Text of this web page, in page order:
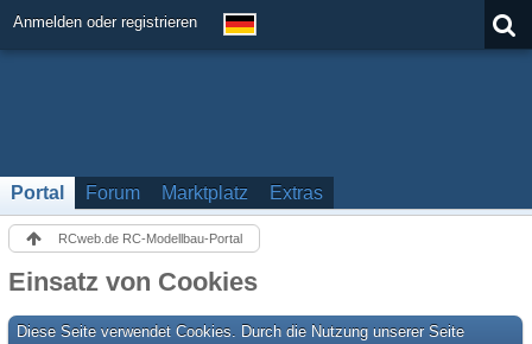
Anmelden oder registrieren
Portal Forum Marktplatz Extras
RCweb.de RC-Modellbau-Portal
Einsatz von Cookies
Diese Seite verwendet Cookies. Durch die Nutzung unserer Seite